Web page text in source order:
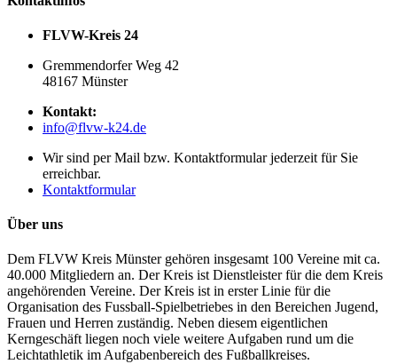
FLVW-Kreis 24
Gremmendorfer Weg 42
48167 Münster
Kontakt:
info@flvw-k24.de
Wir sind per Mail bzw. Kontaktformular jederzeit für Sie
erreichbar.
Kontaktformular
Über uns
Dem FLVW Kreis Münster gehören insgesamt 100 Vereine mit ca.
40.000 Mitgliedern an. Der Kreis ist Dienstleister für die dem Kreis
angehörenden Vereine. Der Kreis ist in erster Linie für die
Organisation des Fussball-Spielbetriebes in den Bereichen Jugend,
Frauen und Herren zuständig. Neben diesem eigentlichen
Kerngeschäft liegen noch viele weitere Aufgaben rund um die
Leichtathletik im Aufgabenbereich des Fußballkreises.